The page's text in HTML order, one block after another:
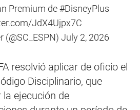
Premium de#DisneyPlus
JdX4Ujpx7C
July 2, 2026
resolvió aplicar de oficio el
Disciplinario, que
ejecución de